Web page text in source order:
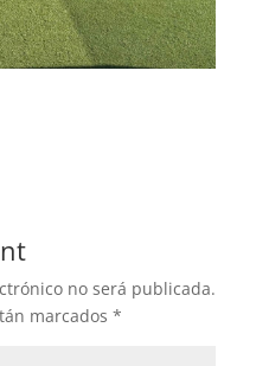
no será publicada.
marcados *